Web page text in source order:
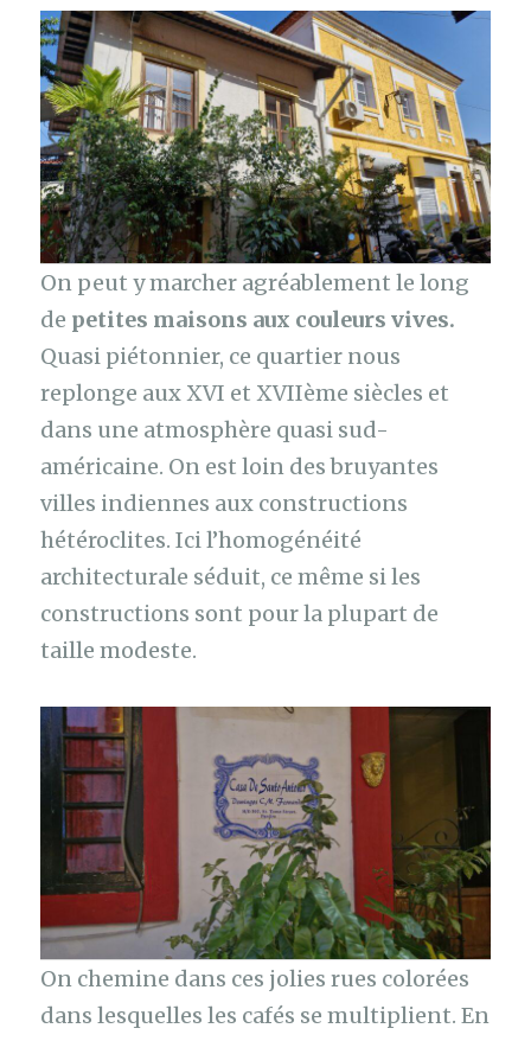
On peut y marcher agréablement le long
de petites maisons aux couleurs vives.
Quasi piétonnier, ce quartier nous
replonge aux XVI et XVIIème siècles et
dans une atmosphère quasi sud-
américaine. On est loin des bruyantes
villes indiennes aux constructions
hétéroclites. Ici l’homogénéité
architecturale séduit, ce même si les
constructions sont pour la plupart de
taille modeste.
On chemine dans ces jolies rues colorées
dans lesquelles les cafés se multiplient. En